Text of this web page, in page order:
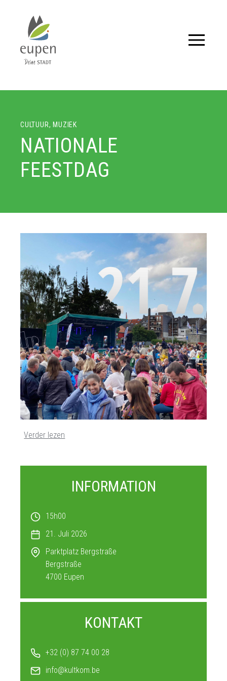
Events
Aktuelles
für
Eupen
Umgebung.
Endecken
Freizeitaktivitäten,
Wanderrouten,
Hotels,
Restaurants
und
Shops
CULTUUR, MUZIEK
NATIONALE
FEESTDAG
Verder lezen
INFORMATION
15h00
21. Juli 2026
Parktplatz Bergstraße
Bergstraße
4700 Eupen
KONTAKT
+32 (0) 87 74 00 28
info@kultkom.be